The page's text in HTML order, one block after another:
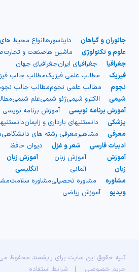
جانوران و گیاهان دایناسورهاانواع محیط
علوم و تکنولوژی
ماشین هاصنعت و تجارت
جغرافیا
جغرافیای ایرانجغرافیای جهان
فیزیک
مطالب علمی فیزیکمطالب جالب
نجوم
مطالب علمی نجوممطالب جالب
شیمی
الکترو شیمیژئو شیمیعلم شیمی
آموزش برنامه نویسی
آموزش برنامه نویسی
پزشکی
دانستنیهای بارداری و زایمان
معرفی
مشاهیرمعرفی رشته های دانشگاهی
ادبیات فارسی
شعر و غزل
دیوان حافظ
آموزش
زبان
آموزش زبان
آلمانی
آموزش زبان
انگلیسی
مشاوره
مشاوره تحصیلیمشاوره سلامت
ویدیو
آموزش ریاضی
کلیه حقوق این سایت برای رایشمند محفوظ می‌باشد.
حریم خصوصی
| شرایط استفاده